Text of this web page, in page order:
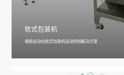
枕式包装机
睿能自动化枕式包装机运动控制解决方案